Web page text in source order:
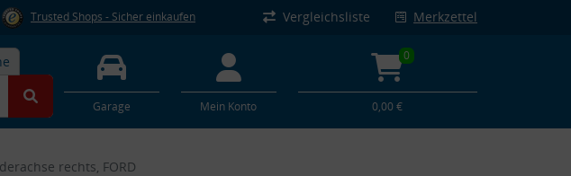
Trusted Shops - Sicher einkaufen Vergleichsliste Merkzettel
Garage Mein Konto
0
0,00 €
rechts, FORD